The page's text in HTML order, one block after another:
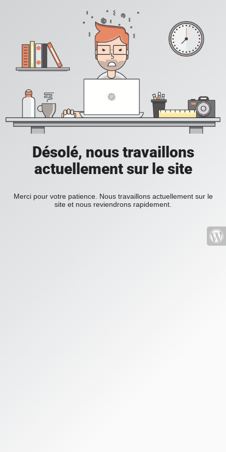
Désolé, nous travaillons
actuellement sur le site
Merci pour votre patience. Nous travaillons actuellement sur le
site et nous reviendrons rapidement.